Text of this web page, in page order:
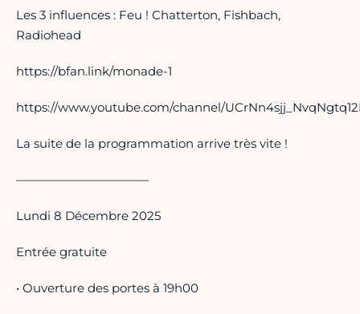
Les 3 influences : Feu ! Chatterton, Fishbach,
Radiohead
https://bfan.link/monade-1
https://www.youtube.com/channel/
La suite de la programmation arrive très vite !
———————————
Lundi 8 Décembre 2025
Entrée gratuite
• Ouverture des portes à 19h00